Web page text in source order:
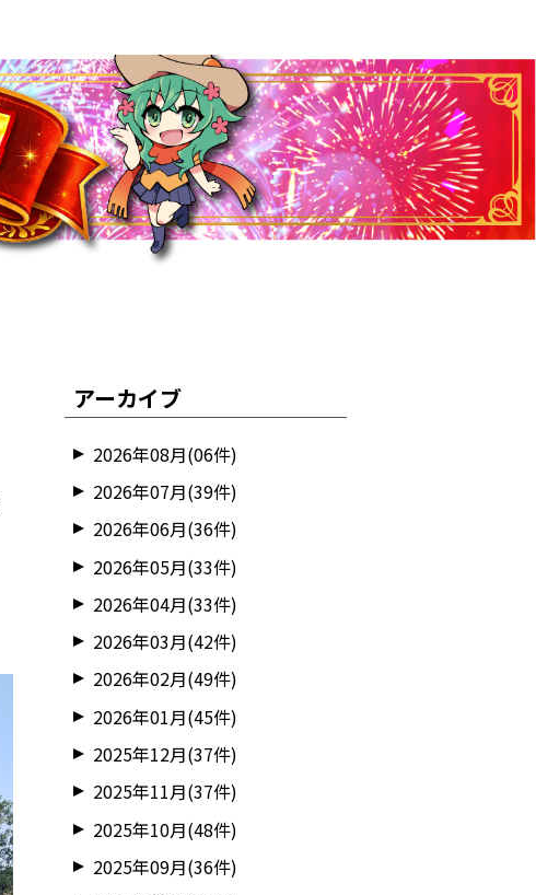
アーカイブ
2026年08月(06件)
2026年07月(39件)
2026年06月(36件)
2026年05月(33件)
2026年04月(33件)
2026年03月(42件)
2026年02月(49件)
2026年01月(45件)
2025年12月(37件)
2025年11月(37件)
2025年10月(48件)
2025年09月(36件)